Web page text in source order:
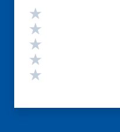
Valutazione